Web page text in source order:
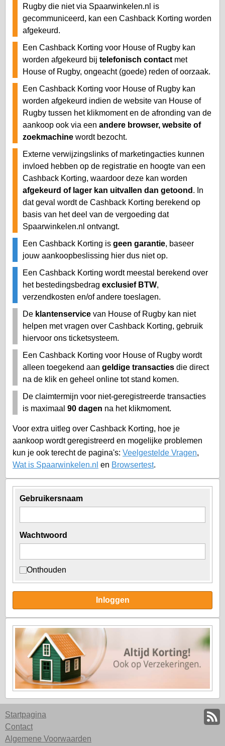
Gebruikersnaam
Wachtwoord
Onthouden
Inloggen
Rugby die niet via Spaarwinkelen.nl is
gecommuniceerd, kan een Cashback Korting worden
afgekeurd.
Een Cashback Korting voor House of Rugby kan
worden afgekeurd bij telefonisch contact met
House of Rugby, ongeacht (goede) reden of oorzaak.
Een Cashback Korting voor House of Rugby kan
worden afgekeurd indien de website van House of
Rugby tussen het klikmoment en de afronding van de
aankoop ook via een andere browser, website of
zoekmachine wordt bezocht.
Externe verwijzingslinks of marketingacties kunnen
invloed hebben op de registratie en hoogte van een
Cashback Korting, waardoor deze kan worden
afgekeurd of lager kan uitvallen dan getoond . In
dat geval wordt de Cashback Korting berekend op
basis van het deel van de vergoeding dat
Spaarwinkelen.nl ontvangt.
Een Cashback Korting is geen garantie, baseer
jouw aankoopbeslissing hier dus niet op.
Een Cashback Korting wordt meestal berekend over
het bestedingsbedrag exclusief BTW,
verzendkosten en/of andere toeslagen.
De klantenservice van House of Rugby kan niet
helpen met vragen over Cashback Korting, gebruik
hiervoor ons ticketsysteem.
Een Cashback Korting voor House of Rugby wordt
alleen toegekend aan geldige transacties die direct
na de klik en geheel online tot stand komen.
De claimtermijn voor niet-geregistreerde transacties
is maximaal 90 dagen na het klikmoment.
Voor extra uitleg over Cashback Korting, hoe je
aankoop wordt geregistreerd en mogelijke problemen
kun je ook terecht de pagina's: Veelgestelde Vragen,
Wat is Spaarwinkelen.nl en Browsertest.
Startpagina
Contact
Algemene Voorwaarden